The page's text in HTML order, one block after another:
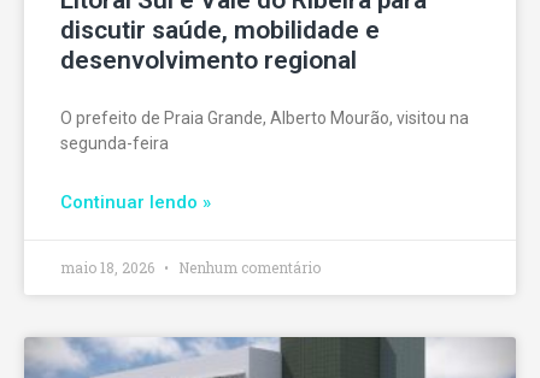
discutir saúde, mobilidade e
desenvolvimento regional
O prefeito de Praia Grande, Alberto Mourão, visitou na
segunda-feira
Continuar lendo »
maio 18, 2026 Nenhum comentário